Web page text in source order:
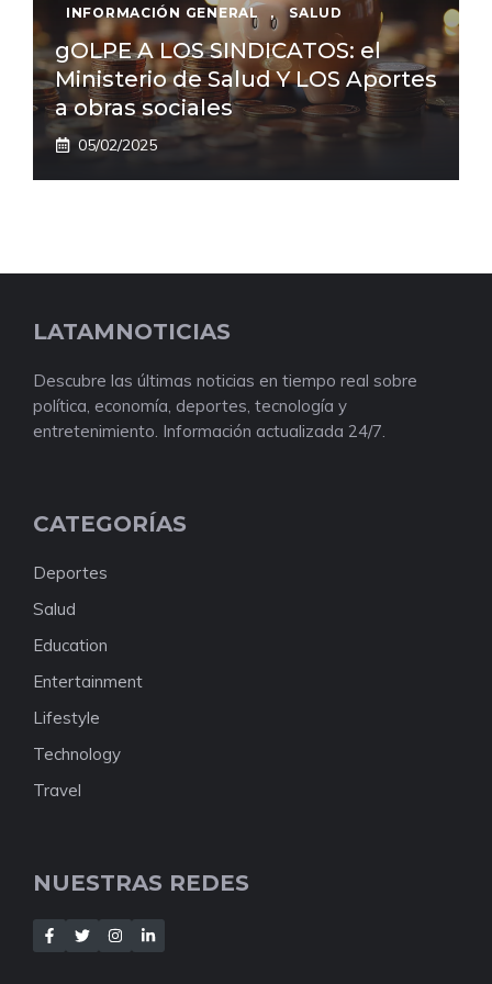
INFORMACIÓN GENERAL , SALUD
gOLPE A LOS SINDICATOS: el
Ministerio de Salud Y LOS Aportes
a obras sociales
05/02/2025
LATAMNOTICIAS
Descubre las últimas noticias en tiempo real sobre
política, economía, deportes, tecnología y
entretenimiento. Información actualizada 24/7.
CATEGORÍAS
Deportes
Salud
Education
Entertainment
Lifestyle
Technology
Travel
NUESTRAS REDES